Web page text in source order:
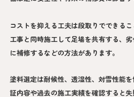
コストを抑える工夫は段取りでできる
工事と同時施工して足場を共有する、
に補修するなどの方法があります。
塗料選定は耐候性、透湿性、対雪性能
証内容や過去の施工実績を確認すると